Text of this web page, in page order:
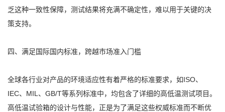
乏这种一致性保障，测试结果将充满不确定性，难以用于关键的决
策支持。
四、满足国际国内标准，跨越市场准入门槛
全球各行业对产品的环境适应性有着严格的标准要求，如ISO、
IEC、MIL、GB/T等系列标准中，均包含了详细的高低温测试项目。
高低温试验箱的设计与性能，正是为了满足这些权威标准而不断优